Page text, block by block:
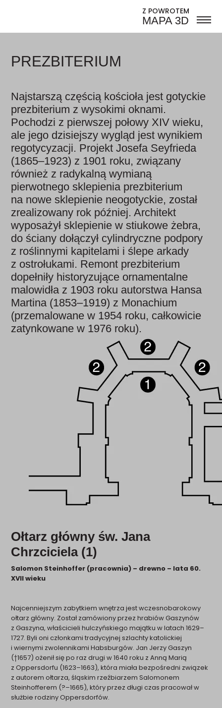
Z POWROTEM
MAPA 3D
PREZBITERIUM
Najstarszą częścią kościoła jest gotyckie
prezbiterium z wysokimi oknami.
Pochodzi z pierwszej połowy XIV wieku,
ale jego dzisiejszy wygląd jest wynikiem
regotycyzacji. Projekt Josefa Seyfrieda
(1865–1923) z 1901 roku, związany
również z radykalną wymianą
pierwotnego sklepienia prezbiterium
na nowe sklepienie neogotyckie, został
zrealizowany rok później. Architekt
wyposażył sklepienie w stiukowe żebra,
do ściany dołączył cylindryczne podpory
z roślinnymi kapitelami i ślepe arkady
z ostrołukami. Remont prezbiterium
dopełniły historyzujące ornamentalne
malowidła z 1903 roku autorstwa Hansa
Martina (1853–1919) z Monachium
(przemalowane w 1954 roku, całkowicie
zatynkowane w 1976 roku).
Ołtarz główny św. Jana
Chrzciciela (1)
Salomon Steinhoffer (pracownia) – drewno – lata 60.
XVII wieku
Najcenniejszym zabytkiem wnętrza jest wczesnobarokowy
ołtarz główny. Został zamówiony przez hrabiów Gaszynów
z Gaszyna, właścicieli hulczyńskiego majątku w latach 1629–
1727. Byli oni członkami tradycyjnej szlachty katolickiej
i wiernymi zwolennikami Habsburgów. Jan Jerzy Gaszyn
(†1657) ożenił się po raz drugi w 1640 roku z Anną Marią
z Oppersdorfu (1623–1663), która miała bezpośredni związek
z autorem ołtarza, śląskim rzeźbiarzem Salomonem
Steinhofferem (?–1665), który przez długi czas pracował w
służbie rodziny Oppersdorfów.